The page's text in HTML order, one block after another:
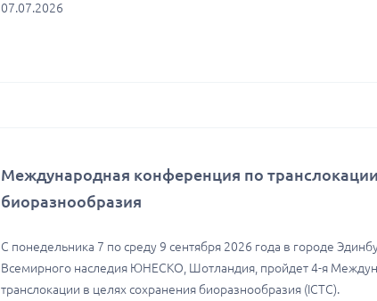
07.07.2026
Международная конференция по
биоразнообразия
С понедельника 7 по среду 9 сентября 2026 года в городе
Всемирного наследия ЮНЕСКО, Шотландия, пройдет 4-я
транслокации в целях сохранения биоразнообразия (ICTC).